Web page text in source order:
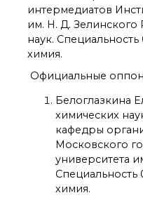
Контакты
Основные
деятельности
Важнейшие
достижения института
Научный Совет РАН
по органической
Искусственный
интеллект (ИИ)
интермедиатов
им. Н. Д. Зелинского
наук.
химия.
Официальные
Белоглазкина
химических
кафедры
Московского
университета
Специальность
химия.